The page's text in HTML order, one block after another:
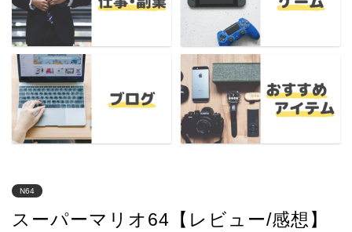
N64
スーパーマリオ64【レビュー/感想】